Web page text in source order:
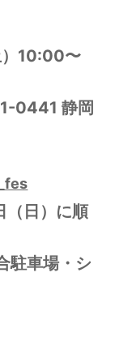
10:00〜
0441 静岡
日）に順
駐車場・シ